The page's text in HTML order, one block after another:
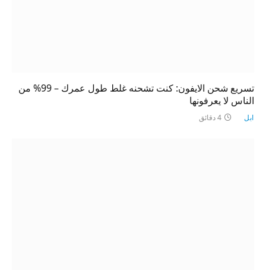
تسريع شحن الايفون: كنت تشحنه غلط طول عمرك – 99% من
الناس لا يعرفونها
ابل 4 دقائق